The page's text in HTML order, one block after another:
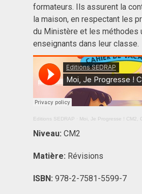
formateurs. Ils assurent la
la maison, en respectant les
du Ministère et les méthodes
enseignants dans leur classe.
Editions SEDRAP · Moi, Je Progresse ! CM2,
Niveau: CM2
Matière: Révisions
ISBN: 978-2-7581-5599-7